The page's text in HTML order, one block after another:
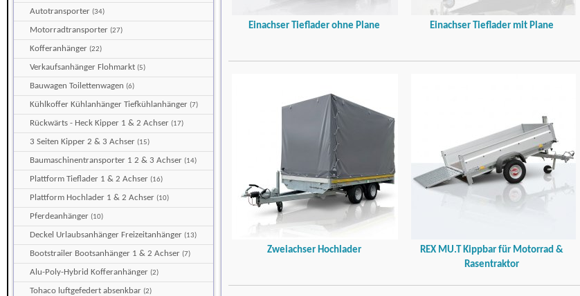
Autotransporter (34)
Motorradtransporter (27)
Kofferanhänger (22)
Verkaufsanhänger Flohmarkt (5)
Bauwagen Toilettenwagen (6)
Kühlkoffer Kühlanhänger Tiefkühlanhänger (7)
Rückwärts - Heck Kipper 1 & 2 Achser (17)
3 Seiten Kipper 2 & 3 Achser (15)
Baumaschinentransporter 1 2 & 3 Achser (14)
Plattform Tieflader 1 & 2 Achser (16)
Plattform Hochlader 1 & 2 Achser (10)
Pferdeanhänger (10)
Deckel Urlaubsanhänger Freizeitanhänger (13)
Bootstrailer Bootsanhänger 1 & 2 Achser (7)
Alu-Poly-Hybrid Kofferanhänger (2)
Tohaco luftgefedert absenkbar (2)
Einachser Tieflader ohne Plane Einachser Tieflader mit Plane
Zweiachser Hochlader
REX MU.T Kippbar für Motorrad &
Rasentraktor